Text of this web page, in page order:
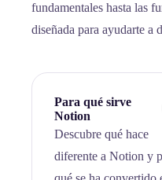
fundamentales hasta las
diseñada para ayudarte a
Para qué sirve
Notion
Descubre qué hace
diferente a Notion y